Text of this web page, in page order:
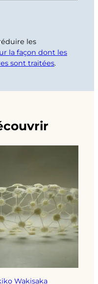
les
la façon dont les
sont traitées.
Wakisaka